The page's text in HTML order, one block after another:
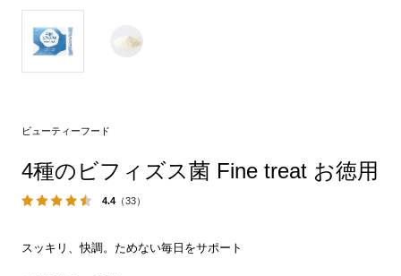
ビューティーフード
4種のビフィズス菌 Fine treat お徳用
4.4（33）
スッキリ、快調。ためない毎日をサポート